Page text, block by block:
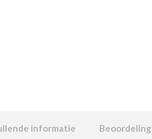
informatie